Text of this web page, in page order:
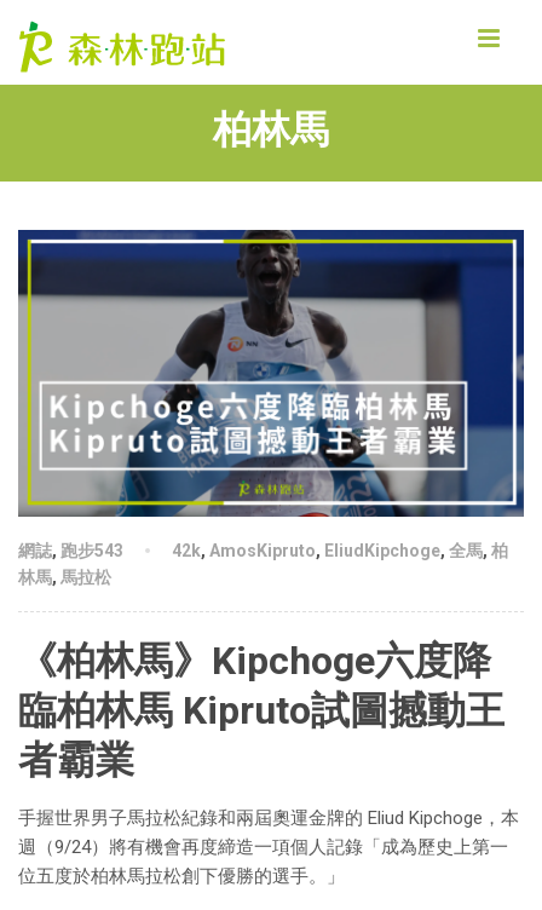
柏林馬
網誌, 跑步543 42k, AmosKipruto, EliudKipchoge, 全馬, 柏
林馬, 馬拉松
《柏林馬》Kipchoge六度降
臨柏林馬 Kipruto試圖撼動王
者霸業
手握世界男子馬拉松紀錄和兩屆奧運金牌的 Eliud Kipchoge，本
週（9/24）將有機會再度締造一項個人記錄「成為歷史上第一
位五度於柏林馬拉松創下優勝的選手。」